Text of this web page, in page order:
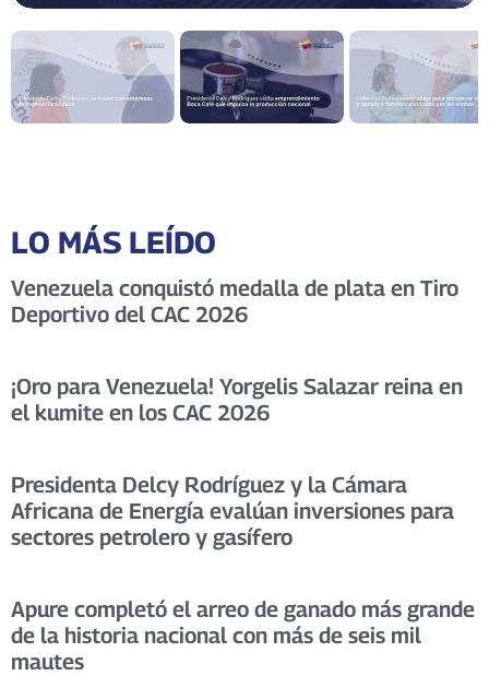
LO MÁS LEÍDO
Venezuela conquistó medalla de plata en Tiro
Deportivo del CAC 2026
¡Oro para Venezuela! Yorgelis Salazar reina en
el kumite en los CAC 2026
Presidenta Delcy Rodríguez y la Cámara
Africana de Energía evalúan inversiones para
sectores petrolero y gasífero
Apure completó el arreo de ganado más grande
de la historia nacional con más de seis mil
mautes